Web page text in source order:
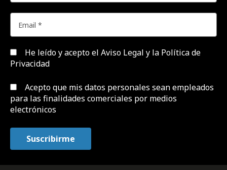
He leído y acepto el Aviso Legal y la Política de
Privacidad
Acepto que mis datos personales sean empleados
para las finalidades comerciales por medios
electrónicos